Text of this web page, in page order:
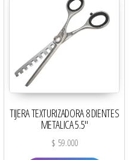
TIJERA TEXTURIZADORA 8 DIENTES
METALICA 5.5″
$ 59.000